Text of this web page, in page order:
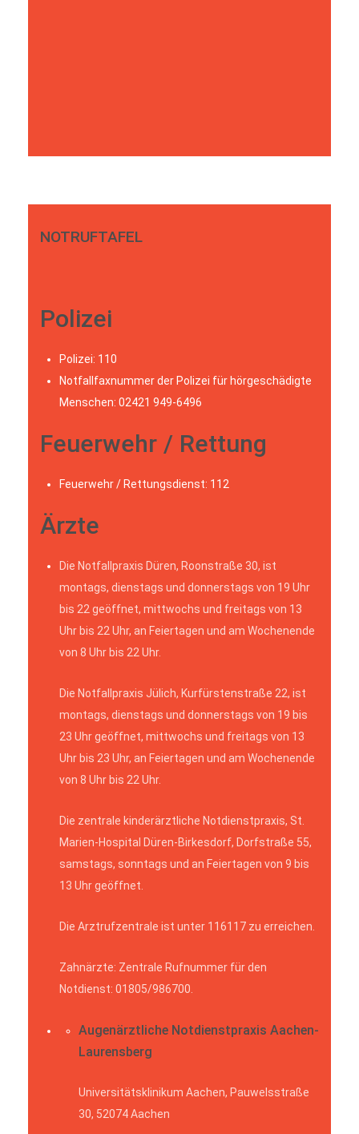
NOTRUFTAFEL
Polizei
Polizei: 110
Notfallfaxnummer der Polizei für hörgeschädigte
Menschen: 02421 949-6496
Feuerwehr / Rettung
Feuerwehr / Rettungsdienst: 112
Ärzte
Die Notfallpraxis Düren, Roonstraße 30, ist
montags, dienstags und donnerstags von 19 Uhr
bis 22 geöffnet, mittwochs und freitags von 13
Uhr bis 22 Uhr, an Feiertagen und am Wochenende
von 8 Uhr bis 22 Uhr.
Die Notfallpraxis Jülich, Kurfürstenstraße 22, ist
montags, dienstags und donnerstags von 19 bis
23 Uhr geöffnet, mittwochs und freitags von 13
Uhr bis 23 Uhr, an Feiertagen und am Wochenende
von 8 Uhr bis 22 Uhr.
Die zentrale kinderärztliche Notdienstpraxis, St.
Marien-Hospital Düren-Birkesdorf, Dorfstraße 55,
samstags, sonntags und an Feiertagen von 9 bis
13 Uhr geöffnet.
Die Arztrufzentrale ist unter 116117 zu erreichen.
Zahnärzte: Zentrale Rufnummer für den
Notdienst: 01805/986700.
Augenärztliche Notdienstpraxis Aachen-
Laurensberg
Universitätsklinikum Aachen, Pauwelsstraße
30, 52074 Aachen